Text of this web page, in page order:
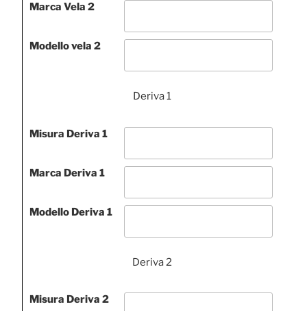
Marca Vela 2
Modello vela 2
Deriva 1
Misura Deriva 1
Marca Deriva 1
Modello Deriva 1
Deriva 2
Misura Deriva 2